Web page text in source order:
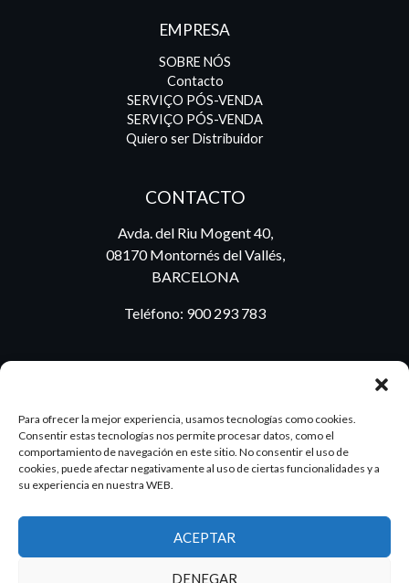
Para ofrecer la mejor experiencia, usamos tecnologías como cookies.
Consentir estas tecnologías nos permite procesar datos, como el
comportamiento de navegación en este sitio. No consentir el uso de
cookies, puede afectar negativamente al uso de ciertas funcionalidades y a
su experiencia en nuestra WEB.
ACEPTAR
DENEGAR
EMPRESA
SOBRE NÓS
Contacto
SERVIÇO PÓS-VENDA
SERVIÇO PÓS-VENDA
Quiero ser Distribuidor
CONTACTO
Avda. del Riu Mogent 40,
08170 Montornés del Vallés,
BARCELONA
Teléfono: 900 293 783
2026 Dake. Todos los derechos reservados.